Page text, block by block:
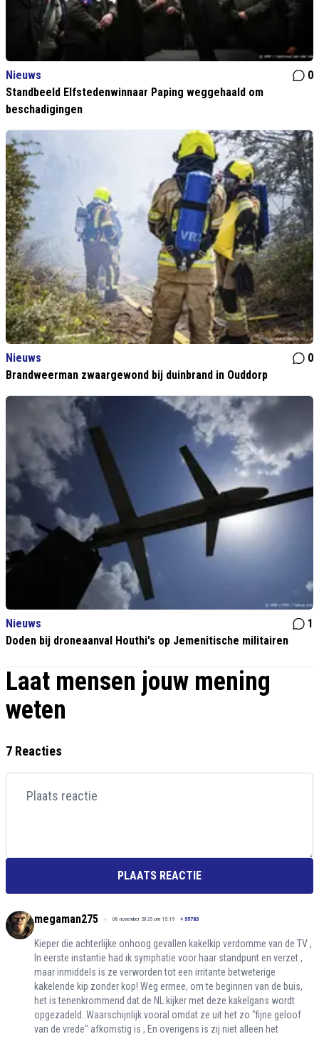
Nieuws
0
Standbeeld Elfstedenwinnaar Paping weggehaald om
beschadigingen
Nieuws
0
Brandweerman zwaargewond bij duinbrand in Ouddorp
Nieuws
1
Doden bij droneaanval Houthi's op Jemenitische militairen
Laat mensen jouw mening
weten
7 Reacties
PLAATS REACTIE
megaman275 08 november 2025 om 15:19 + 55783
Kieper die achterlijke onhoog gevallen kakelkip verdomme van de TV ,
In eerste instantie had ik symphatie voor haar standpunt en verzet ,
maar inmiddels is ze verworden tot een irritante betweterige
kakelende kip zonder kop! Weg ermee, om te beginnen van de buis,
het is tenenkrommend dat de NL kijker met deze kakelgans wordt
opgezadeld. Waarschijnlijk vooral omdat ze uit het zo "fijne geloof
van de vrede" afkomstig is , En overigens is zij niet alleen het